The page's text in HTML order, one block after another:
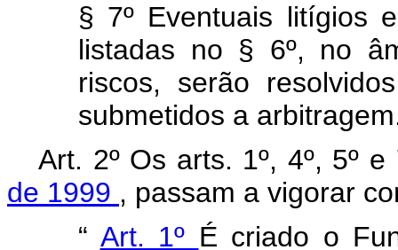
§ 7º Eventuais litígios
listadas no § 6º, no
riscos, serão
submetidos a
Art. 2º Os arts. 1º, 4º, 5º
de 1999 , passam a vigorar
“ Art. 1º É criado o